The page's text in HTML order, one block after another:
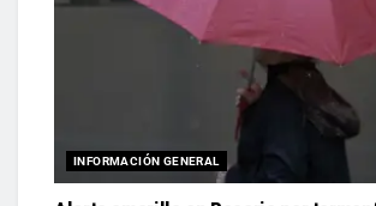
INFORMACIÓN GENERAL